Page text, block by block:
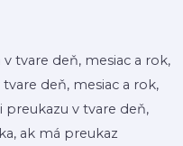
tvare deň, mesiac a rok,
deň, mesiac a rok,
v tvare deň,
ak má preukaz